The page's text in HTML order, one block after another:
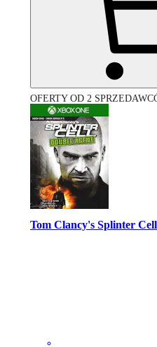
OFERTY OD 2
Tom Clancy's Splinter